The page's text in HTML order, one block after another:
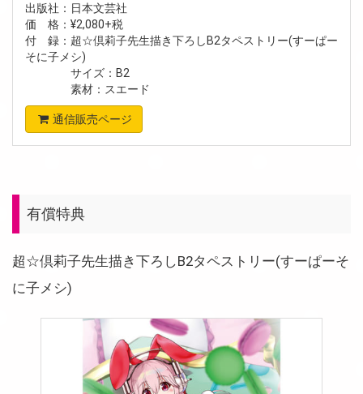
出版社：日本文芸社
価 格：¥2,080+税
付 録：超☆倶莉子先生描き下ろしB2タペストリー(すーぱー
そに子メシ)
サイズ：B2
素材：スエード
通信販売ページ
有償特典
超☆倶莉子先生描き下ろしB2タペストリー(すーぱーそ
に子メシ)